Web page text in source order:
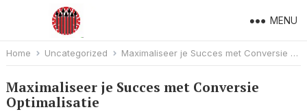
MENU
Home Uncategorized Maximaliseer je Succes met Conversie Optimalisatie
Maximaliseer je Succes met Conversie
Optimalisatie